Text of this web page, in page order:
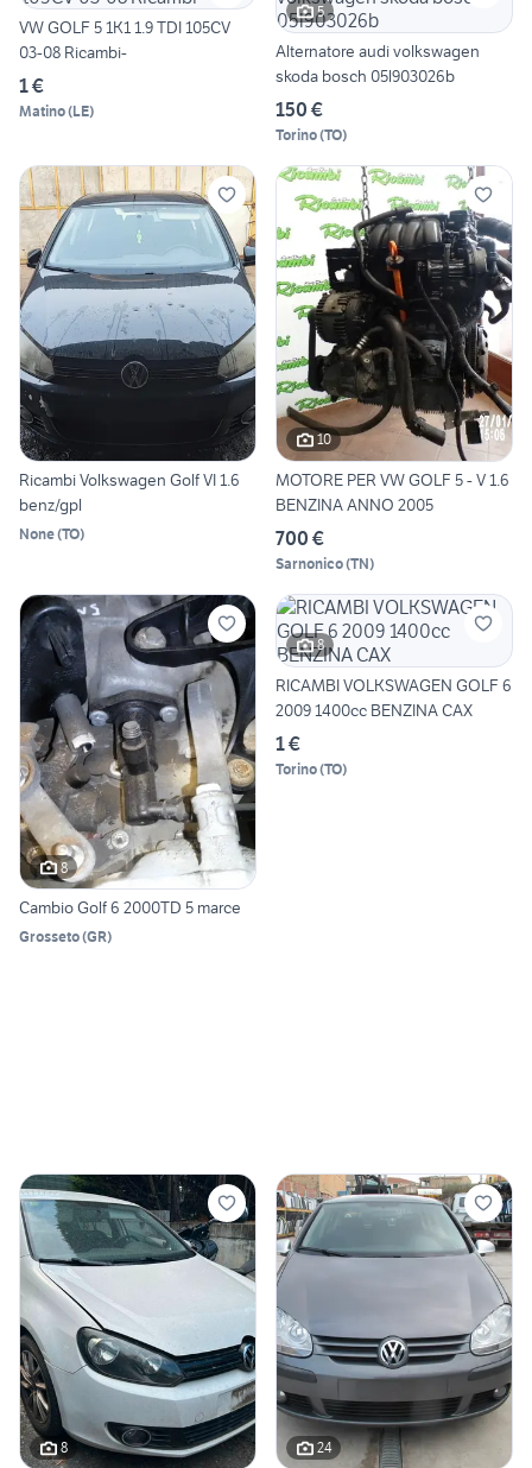
VW GOLF 5 1K1 1.9 TDI 105CV
03-08 Ricambi-
1 €
Matino(LE)
5
Alternatore audi volkswagen
skoda bosch 05l903026b
150 €
Torino(TO)
Ricambi Volkswagen Golf VI 1.6
benz/gpl
None(TO)
10
MOTORE PER VW GOLF 5 - V 1.6
BENZINA ANNO 2005
700 €
Sarnonico(TN)
8
Cambio Golf 6 2000TD 5 marce
Grosseto(GR)
8
RICAMBI VOLKSWAGEN GOLF 6
2009 1400cc BENZINA CAX
1 €
Torino(TO)
8 24